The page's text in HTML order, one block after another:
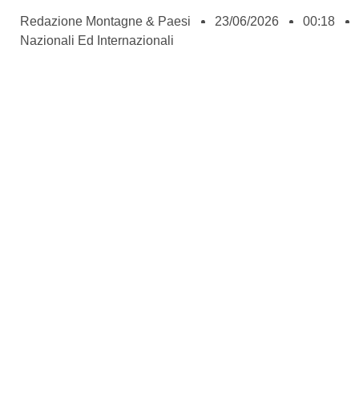
Redazione Montagne & Paesi 23/06/2026
00:18
Nazionali Ed Internazionali